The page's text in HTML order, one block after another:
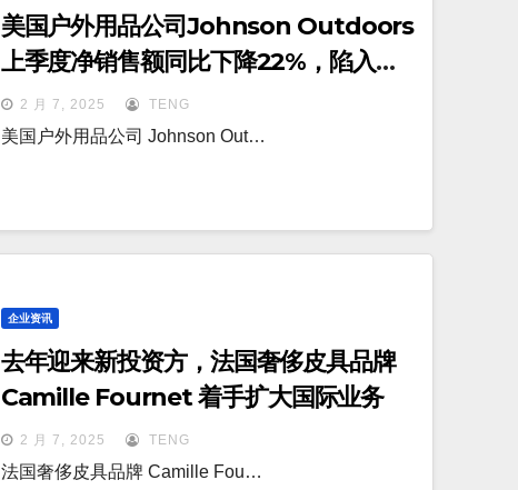
美国户外用品公司Johnson Outdoors
上季度净销售额同比下降22%，陷入亏
损2 月 7, 2025 TENG
美国户外用品公司 Johnson Out…
企业资讯
去年迎来新投资方，法国奢侈皮具品牌
Camille Fournet 着手扩大国际业务
2 月 7, 2025 TENG
法国奢侈皮具品牌 Camille Fou…